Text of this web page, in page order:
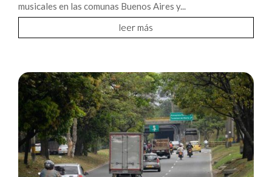
musicales en las comunas Buenos Aires y...
leer más